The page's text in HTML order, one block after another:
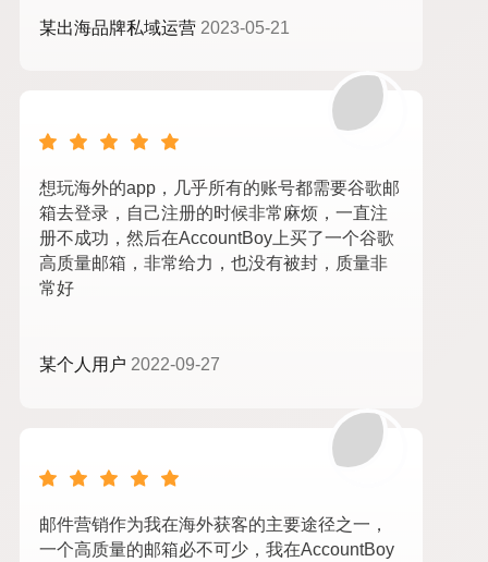
某出海品牌私域运营 2023-05-21
想玩海外的app，几乎所有的账号都需要谷歌邮
箱去登录，自己注册的时候非常麻烦，一直注
册不成功，然后在AccountBoy上买了一个谷歌
高质量邮箱，非常给力，也没有被封，质量非
常好
某个人用户 2022-09-27
邮件营销作为我在海外获客的主要途径之一，
一个高质量的邮箱必不可少，我在AccountBoy